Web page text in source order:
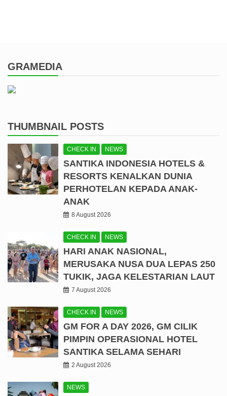
GRAMEDIA
THUMBNAIL POSTS
CHECK IN NEWS
SANTIKA INDONESIA HOTELS &
RESORTS KENALKAN DUNIA
PERHOTELAN KEPADA ANAK-
ANAK
8 August 2026
CHECK IN NEWS
HARI ANAK NASIONAL,
MERUSAKA NUSA DUA LEPAS 250
TUKIK, JAGA KELESTARIAN LAUT
7 August 2026
CHECK IN NEWS
GM FOR A DAY 2026, GM CILIK
PIMPIN OPERASIONAL HOTEL
SANTIKA SELAMA SEHARI
2 August 2026
NEWS